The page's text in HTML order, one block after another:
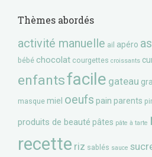
Thèmes abordés
activité manuelle ail apéro
bébé chocolat courgettes croissants
enfantsfacile gateau
masque miel oeufs pain parents
produits de beauté pâtes pâte à tarte
recette riz sablés sauce